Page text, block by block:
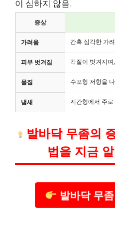
이 심하지 않음.
증상
가려움 간혹 심각한 가
피부 벗겨짐 각질이 벗겨지
물집 수포형 저항을
냄새 지간형에서 주로
발바닥 무좀의
법을 지금
발바닥 무좀